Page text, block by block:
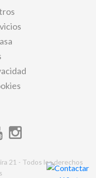
21 - Todos los derechos